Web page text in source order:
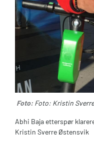
Foto: Foto: Kristin
Abhi Baja etterspør
Kristin Sverre Østensvik